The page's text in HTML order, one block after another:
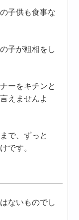
子供も食事な
子が粗相をし
ーをキチンと
えませんよ
で、ずっと
です。
ないものでし